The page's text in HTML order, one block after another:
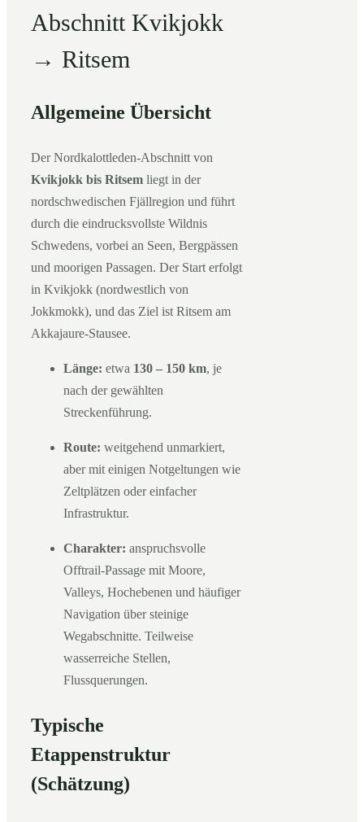
Abschnitt Kvikjokk
→ Ritsem
Allgemeine Übersicht
Der Nordkalottleden-Abschnitt von
Kvikjokk bis Ritsem liegt in der
nordschwedischen Fjällregion und führt
durch die eindrucksvollste Wildnis
Schwedens, vorbei an Seen, Bergpässen
und moorigen Passagen. Der Start erfolgt
in Kvikjokk (nordwestlich von
Jokkmokk), und das Ziel ist Ritsem am
Akkajaure-Stausee.
Länge: etwa 130 – 150 km, je
nach der gewählten
Streckenführung.
Route: weitgehend unmarkiert,
aber mit einigen Notgeltungen wie
Zeltplätzen oder einfacher
Infrastruktur.
Charakter: anspruchsvolle
Offtrail-Passage mit Moore,
Valleys, Hochebenen und häufiger
Navigation über steinige
Wegabschnitte. Teilweise
wasserreiche Stellen,
Flussquerungen.
Typische
Etappenstruktur
(Schätzung)